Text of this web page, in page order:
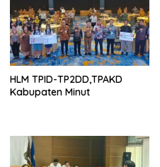
HLM TPID-TP2DD,TPAKD
Kabupaten Minut